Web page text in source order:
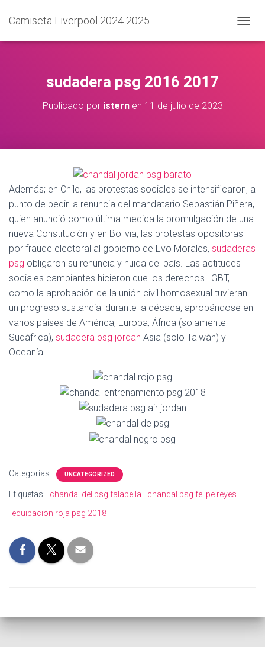
Camiseta Liverpool 2024 2025
A
A
E
G
sudadera psg 2016 2017
Publicado por isternen 11 de julio de 2023
Además; en Chile, las protestas sociales se intensificaron, a
punto de pedir la renuncia del mandatario Sebastián Piñera,
quien anunció como última medida la promulgación de una
nueva Constitución y en Bolivia, las protestas opositoras
por fraude electoral al gobierno de Evo Morales, sudaderas
psg obligaron su renuncia y huida del país. Las actitudes
sociales cambiantes hicieron que los derechos LGBT,
como la aprobación de la unión civil homosexual tuvieran
un progreso sustancial durante la década, aprobándose en
varios países de América, Europa, África (solamente
Sudáfrica), sudadera psg jordan Asia (solo Taiwán) y
Oceanía.
Categorías: UNCATEGORIZED
Etiquetas: chandal del psg falabella
chandal psg felipe reyes
equipacion roja psg 2018